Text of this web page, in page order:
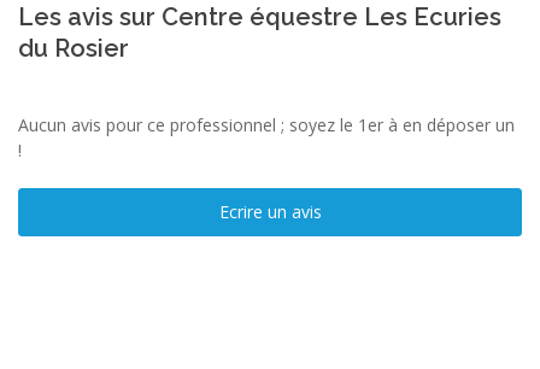
Les avis sur Centre équestre Les Ecuries
du Rosier
Aucun avis pour ce professionnel ; soyez le 1er à en déposer un
!
Ecrire un avis